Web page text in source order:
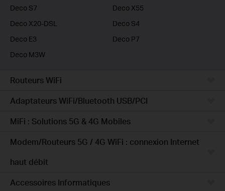
Deco S7
Deco X55
Deco X20-DSL
Deco S4
Deco E3
Deco P7
Deco M3W
Routeurs WiFi
Adaptateurs WiFi/Bluetooth USB/PCI
MiFi : Solutions 5G & 4G Mobiles
Modem/Routeurs 5G / 4G WiFi : connexion Internet
haut débit
Accessoires Informatiques